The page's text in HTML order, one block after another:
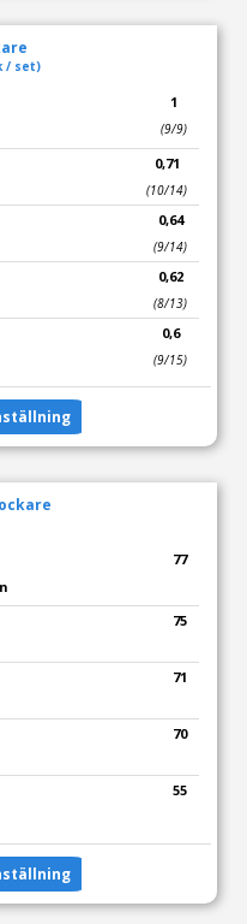
/ set)
1
(9/9)
0,71
(10/14)
0,64
(9/14)
0,62
(8/13)
0,6
(9/15)
77
75
71
70
55